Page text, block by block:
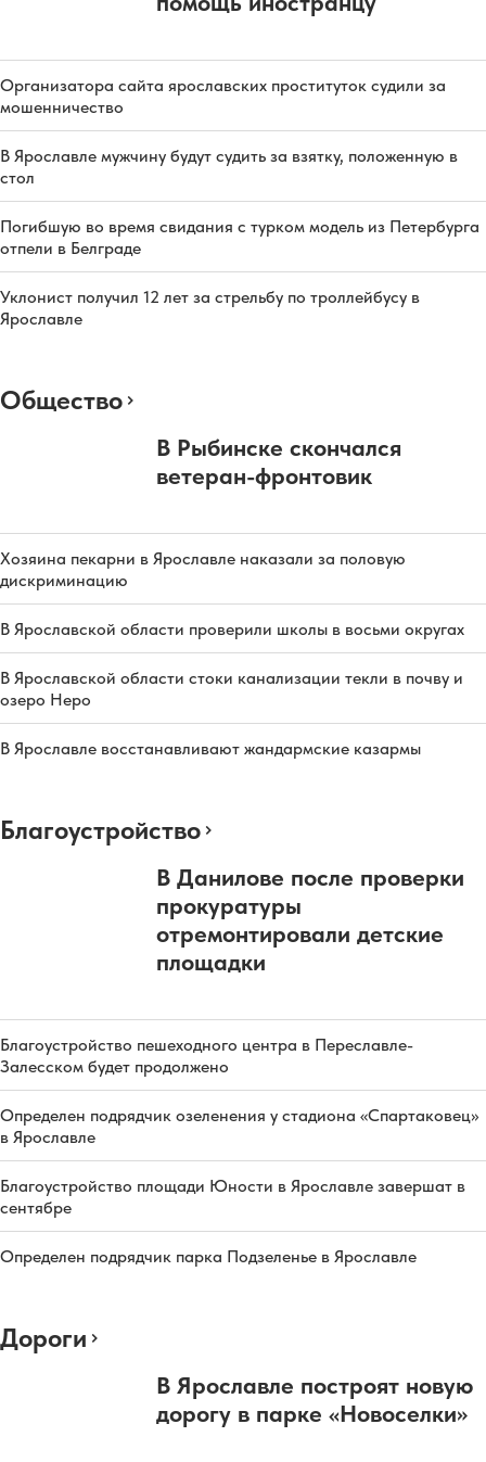
Организатора сайта ярославских проституток судили за
мошенничество
В Ярославле мужчину будут судить за взятку, положенную в
стол
Погибшую во время свидания с турком модель из Петербурга
отпели в Белграде
Уклонист получил 12 лет за стрельбу по троллейбусу в
Ярославле
Общество
В Рыбинске скончался
ветеран-фронтовик
Хозяина пекарни в Ярославле наказали за половую
дискриминацию
В Ярославской области проверили школы в восьми округах
В Ярославской области стоки канализации текли в почву и
озеро Неро
В Ярославле восстанавливают жандармские казармы
Благоустройство
В Данилове после проверки
прокуратуры
отремонтировали детские
площадки
Благоустройство пешеходного центра в Переславле-
Залесском будет продолжено
Определен подрядчик озеленения у стадиона «Спартаковец»
в Ярославле
Благоустройство площади Юности в Ярославле завершат в
сентябре
Определен подрядчик парка Подзеленье в Ярославле
Дороги
В Ярославле построят новую
дорогу в парке «Новоселки»